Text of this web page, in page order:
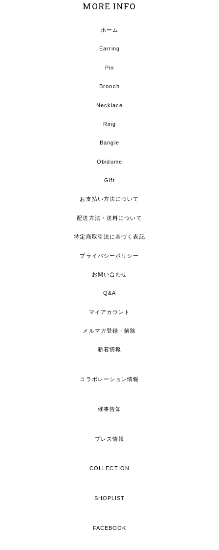
MORE INFO
ホーム
Earring
Pin
Brooch
Necklace
Ring
Bangle
Obidome
Gift
お支払い方法について
配送方法・送料について
特定商取引法に基づく表記
プライバシーポリシー
お問い合わせ
Q&A
マイアカウント
メルマガ登録・解除
新着情報
コラボレーション情報
催事告知
プレス情報
COLLECTION
SHOPLIST
FACEBOOK